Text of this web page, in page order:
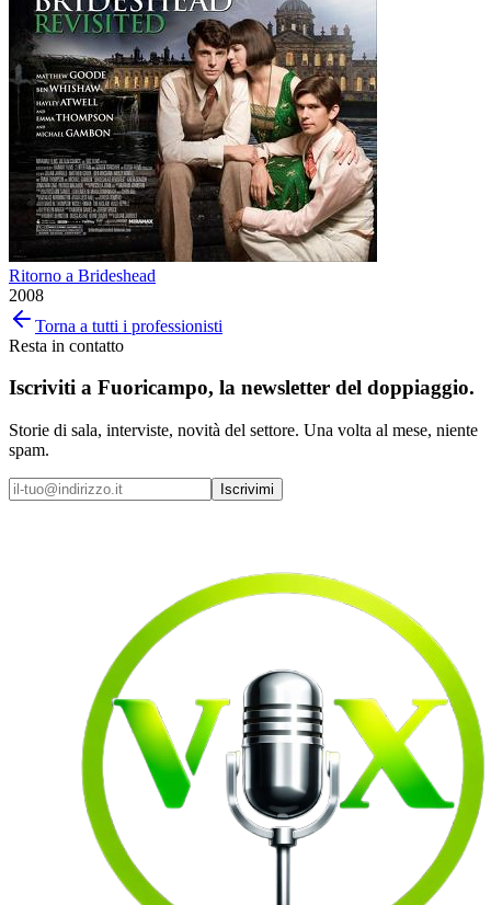
Ritorno a Brideshead
2008
Torna a tutti i professionisti
Resta in contatto
Iscriviti a Fuoricampo, la newsletter del doppiaggio.
Storie di sala, interviste, novità del settore. Una volta al mese, niente
spam.
Iscrivimi